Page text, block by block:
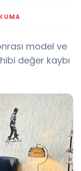
model ve
değer kaybı